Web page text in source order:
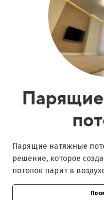
Парящие натяжные
решение, которое
потолок парит в